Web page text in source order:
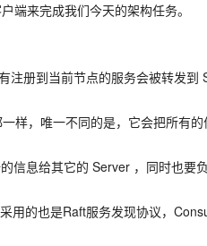
端来完成我们今天的架构任务。
注册到当前节点的服务会被转发到
样，唯一不同的是，它会把所有
信息给其它的 Server ，同时也要
用的也是Raft服务发现协议，